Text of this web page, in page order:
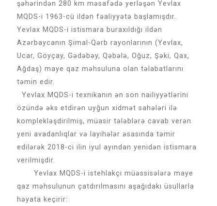
şəhərindən 280 km məsafədə yerləşən Yevlax
MQDS-i 1963-cü ildən fəaliyyətə başlamışdır.
Yevlax MQDS-i istismara buraxıldığı ildən
Azərbaycanın Şimal-Qərb rayonlarının (Yevlax,
Ucar, Göyçay, Gədəbəy, Qəbələ, Oğuz, Şəki, Qax,
Ağdaş) maye qaz məhsuluna olan təlabatlarını
təmin edir.
Yevlax MQDS-i texnikanın ən son nailiyyətlərini
özündə əks etdirən uyğun xidmət sahələri ilə
komplekləşdirilmiş, müasir tələblərə cavab verən
yeni avadanlıqlar və layihələr əsasında təmir
edilərək 2018-ci ilin iyul ayından yenidən istismara
verilmişdir.
Yevlax MQDS-i istehlakçı müəssisələrə maye
qaz məhsulunun çatdırılmasını aşağıdakı üsullarla
həyata keçirir: